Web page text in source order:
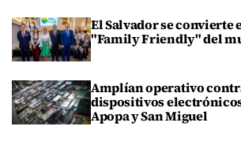
El Salvador se convierte
"Family Friendly" del
Amplían operativo
dispositivos
Apopa y San Miguel